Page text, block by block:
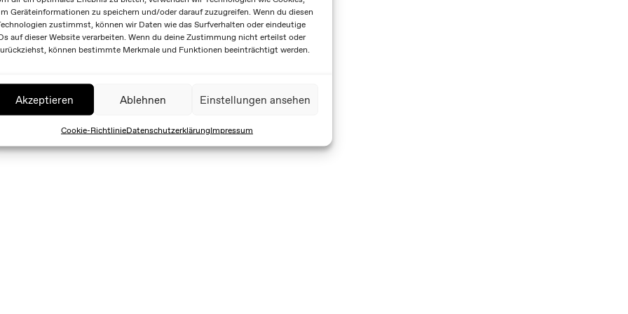
Geräteinformationen zu speichern und/oder darauf zuzugreifen. Wenn du diesen
zustimmst, können wir Daten wie das Surfverhalten oder eindeutige
auf dieser Website verarbeiten. Wenn du deine Zustimmung nicht erteilst oder
können bestimmte Merkmale und Funktionen beeinträchtigt werden.
Akzeptieren Ablehnen Einstellungen ansehen
Cookie-RichtlinieDatenschutzerklärungImpressum